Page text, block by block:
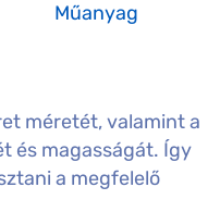
Műanyag
méretét, valamint a
és magasságát. Így
a megfelelő